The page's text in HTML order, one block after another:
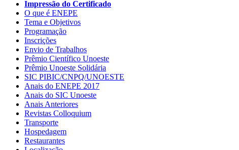
Impressão do Certificado
O que é ENEPE
Tema e Objetivos
Programação
Inscrições
Envio de Trabalhos
Prêmio Científico Unoeste
Prêmio Unoeste Solidária
SIC PIBIC/CNPQ/UNOESTE
Anais do ENEPE 2017
Anais do SIC Unoeste
Anais Anteriores
Revistas Colloquium
Transporte
Hospedagem
Restaurantes